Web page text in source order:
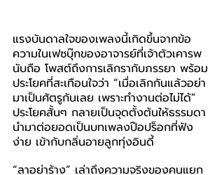
แรงบันดาลใจของเพลงนี้เกิดขึ้นจากข้อ
ความในเฟซบุ๊กของอาจารย์ที่เจ้าตัวเคารพ
นับถือ โพสต์ถึงการเลิกรากับภรรยา พร้อม
ประโยคที่สะเทือนใจว่า “เมื่อเลิกกันแล้วอย่า
มาเป็นศัตรูกันเลย เพราะทำงานต่อไม่ได้”
ประโยคสั้นๆ กลายเป็นจุดตั้งต้นให้ธรรมดา
นำมาต่อยอดเป็นบทเพลงป๊อปร็อกที่ฟัง
ง่าย เข้ากับกลิ่นอายลูกทุ่งอินดี้
“ลาอย่าร้าง” เล่าถึงความจริงของคนแยก